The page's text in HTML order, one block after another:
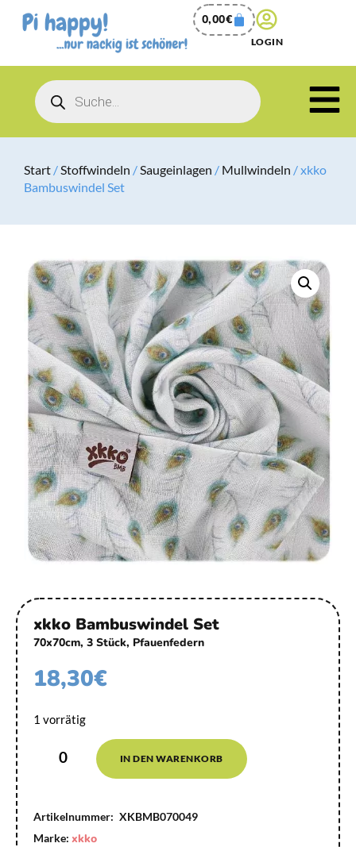
0,00€
LOGIN
Start /Stoffwindeln /Saugeinlagen / Mullwindeln / xkko
Bambuswindel Set
xkko Bambuswindel Set
70x70cm, 3 Stück, Pfauenfedern
18,30€
1 vorrätig
IN DEN WARENKORB
Artikelnummer: XKBMB070049
Marke: xkko